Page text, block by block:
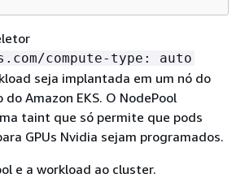
compute-type: auto
seja implantada em um nó do
Amazon EKS. O NodePool
taint que só permite que pods
GPUs Nvidia sejam programados.
e a workload ao cluster.